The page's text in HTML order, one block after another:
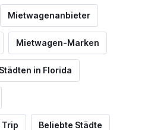
Mietwagenanbieter
Mietwagen-Marken
in Florida
Beliebte Städte